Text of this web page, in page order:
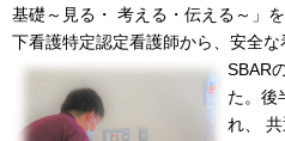
基礎～見る・ 考える・伝える～」
下看護特定認定看護師から、安全
SBAR
た。後
れ、